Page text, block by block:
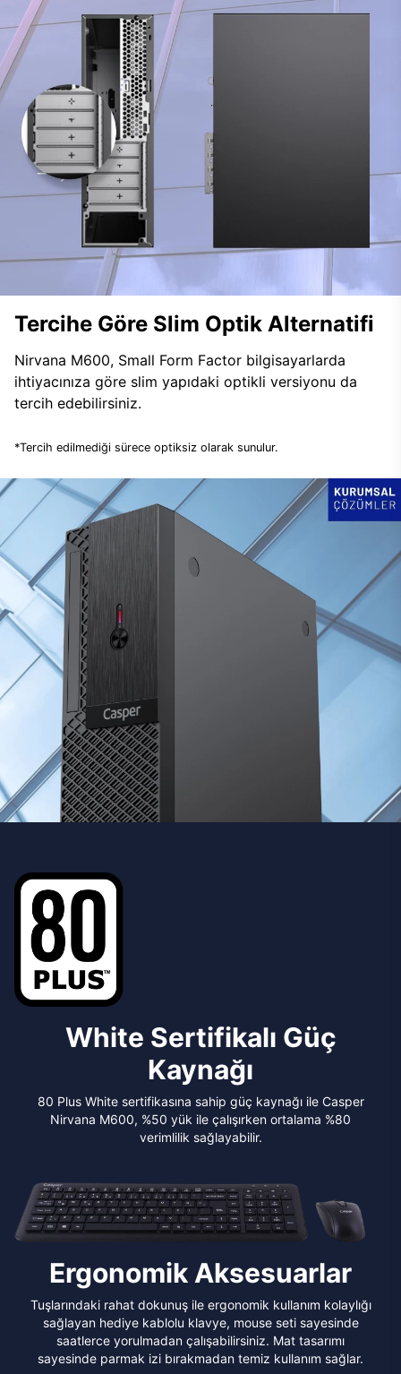
Tercihe Göre Slim Optik Alternatifi
Nirvana M600, Small Form Factor bilgisayarlarda
ihtiyacınıza göre slim yapıdaki optikli versiyonu da
tercih edebilirsiniz.
*Tercih edilmediği sürece optiksiz olarak sunulur.
White Sertifikalı Güç
Kaynağı
80 Plus White sertifikasına sahip güç kaynağı ile Casper
Nirvana M600, %50 yük ile çalışırken ortalama %80
verimlilik sağlayabilir.
Ergonomik Aksesuarlar
Tuşlarındaki rahat dokunuş ile ergonomik kullanım kolaylığı
sağlayan hediye kablolu klavye, mouse seti sayesinde
saatlerce yorulmadan çalışabilirsiniz. Mat tasarımı
sayesinde parmak izi bırakmadan temiz kullanım sağlar.